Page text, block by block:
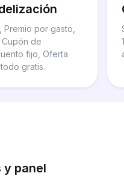
Premio por gasto,
de
fijo, Oferta
gratis.
y panel